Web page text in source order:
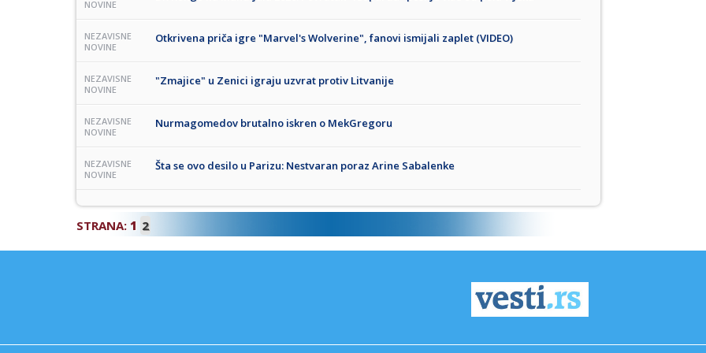
NOVINE
NEZAVISNE
NOVINE
Otkrivena priča igre "Marvel's Wolverine", fanovi ismijali zaplet (VIDEO)
NEZAVISNE
NOVINE
"Zmajice" u Zenici igraju uzvrat protiv Litvanije
NEZAVISNE
NOVINE
Nurmagomedov brutalno iskren o MekGregoru
NEZAVISNE
NOVINE
Šta se ovo desilo u Parizu: Nestvaran poraz Arine Sabalenke
STRANA: 1 2